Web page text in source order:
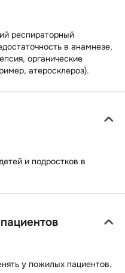
респираторный
в анамнезе,
органические
атеросклероз).
и подростков в
у пожилых пациентов.